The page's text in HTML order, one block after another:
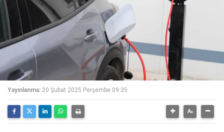
Yayınlanma: 20 Şubat 2025 Perşembe 09:35